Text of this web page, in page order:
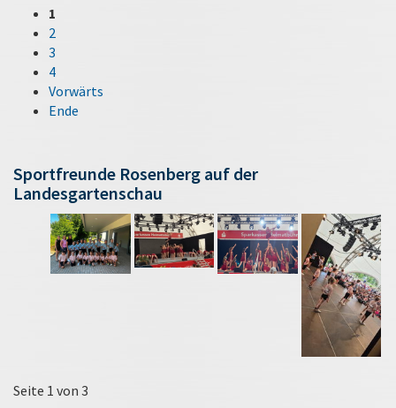
1
2
3
4
Vorwärts
Ende
Sportfreunde Rosenberg auf der
Landesgartenschau
Seite 1 von 3